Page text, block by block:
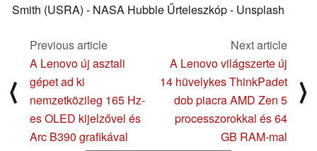
Smith (USRA) - NASA Hubble Űrteleszkóp - Unsplash
⟨
Previous article
A Lenovo új asztali
gépet ad ki
nemzetközileg 165 Hz-
es OLED kijelzővel és
Arc B390 grafikával
Next article
A Lenovo világszerte új
14 hüvelykes ThinkPadet
dob piacra AMD Zen 5
processzorokkal és 64
GB RAM-mal
⟩